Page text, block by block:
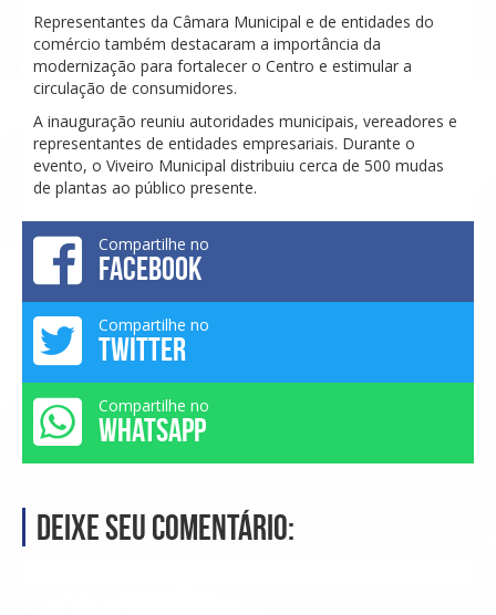
Representantes da Câmara Municipal e de entidades do
comércio também destacaram a importância da
modernização para fortalecer o Centro e estimular a
circulação de consumidores.
A inauguração reuniu autoridades municipais, vereadores e
representantes de entidades empresariais. Durante o
evento, o Viveiro Municipal distribuiu cerca de 500 mudas
de plantas ao público presente.
Compartilhe no
FACEBOOK
Compartilhe no
TWITTER
Compartilhe no
WHATSAPP
Deixe seu comentário: